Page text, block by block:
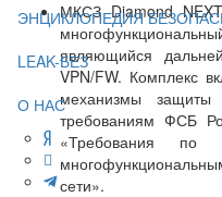
ЭНЦИКЛОПЕДИЯ
LEAK-БЕЗ
О НАС
МКСЗ Diamond
являющийся
VPN/FW. Комплекс
механизмы защиты
требованиям ФСБ
«Требования по
сети».